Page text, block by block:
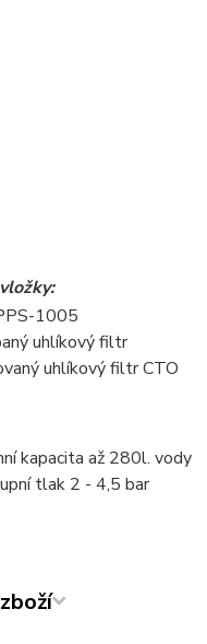
1005
uhlíkový filtr
uhlíkový filtr CTO
kapacita až 280l. vody
tlak 2 - 4,5 bar